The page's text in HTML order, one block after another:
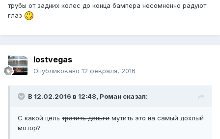
трубы от задних колес до конца бампера несомненно радуют
глаз
lostvegas
Опубликовано 12 февраля, 2016
В 12.02.2016 в 12:48, Роман сказал:
С какой цель тратить деньги мутить это на самый дохлый
мотор?